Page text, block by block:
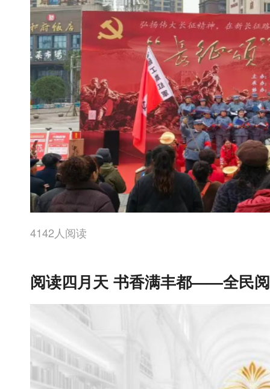
4142人阅读
阅读四月天 书香满丰都——全民